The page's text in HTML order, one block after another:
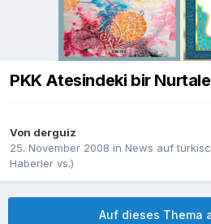
PKK Atesindeki bir
Von derguiz
25. November 2008 in News auf
Haberler vs.)
Auf dieses Thema